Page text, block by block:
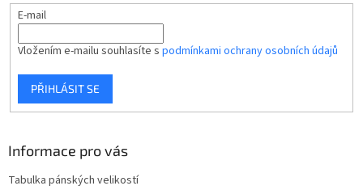
E-mail
Vložením e-mailu souhlasíte s podmínkami ochrany osobních údajů
PŘIHLÁSIT SE
Informace pro vás
Tabulka pánských velikostí